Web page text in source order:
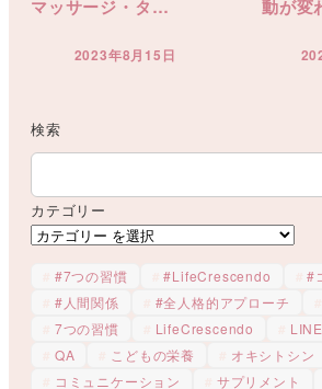
マッサージ・タ…
投稿日
2023年8月15日
動が変
投
検索
カテゴリー
#7つの習慣 #LifeCrescendo
#
#人間関係
#全人格的アプローチ
7つの習慣
LifeCrescendo
QA
こどもの栄養
オキシトシン
コミュニケーション
サプリメント